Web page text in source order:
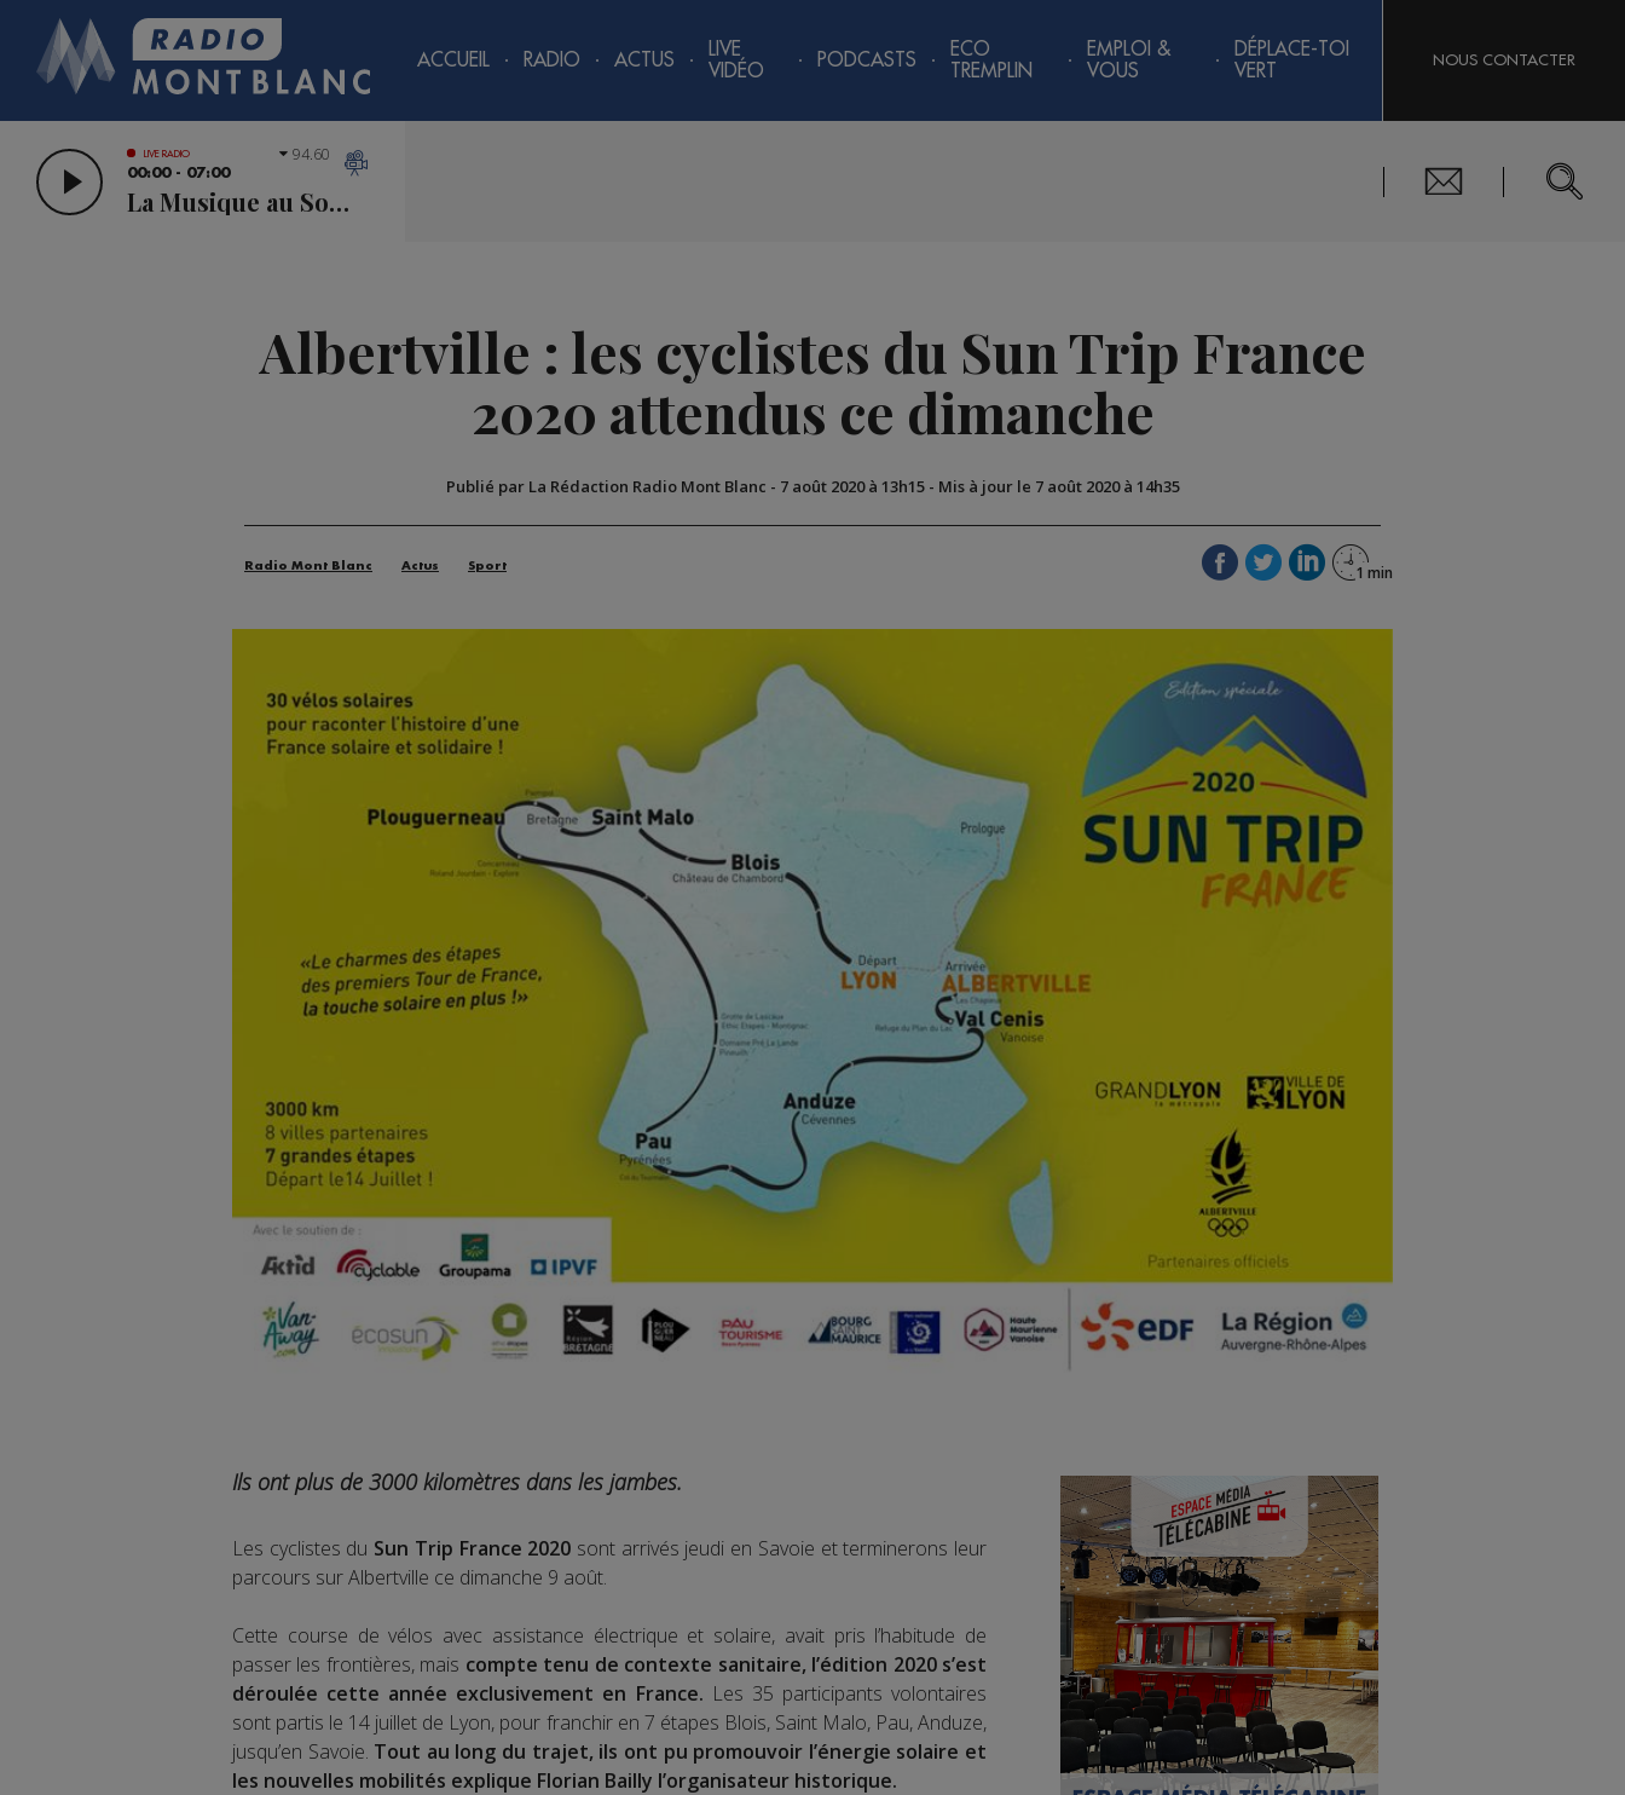
ACCUEIL RADIO ACTUS
LIVE
VIDÉO
PODCASTS
ECO
TREMPLIN
EMPLOI &
VOUS
DÉPLACE-TOI
VERT
NOUS CONTACTER
LIVE RADIO
00:00 - 07:00
La Musique au Sommet
94.60
Albertville : les cyclistes du Sun Trip France
2020 attendus ce dimanche
Publié par La Rédaction Radio Mont Blanc - 7 août 2020 à 13h15- Mis à jour le 7 août 2020 à 14h35
Radio Mont Blanc Actus Sport
Ils ont plus de 3000 kilomètres dans les jambes.
Les cyclistes du Sun Trip France 2020 sont arrivés jeudi en Savoie et terminerons leur
parcours sur Albertville ce dimanche 9 août.
Cette course de vélos avec assistance électrique et solaire, avait pris l’habitude de
passer les frontières, mais compte tenu de contexte sanitaire, l’édition 2020 s’est
déroulée cette année exclusivement en France. Les 35 participants volontaires
sont partis le 14 juillet de Lyon, pour franchir en 7 étapes Blois, Saint Malo, Pau, Anduze,
jusqu’en Savoie. Tout au long du trajet, ils ont pu promouvoir l’énergie solaire et
les nouvelles mobilités explique Florian Bailly l’organisateur historique.